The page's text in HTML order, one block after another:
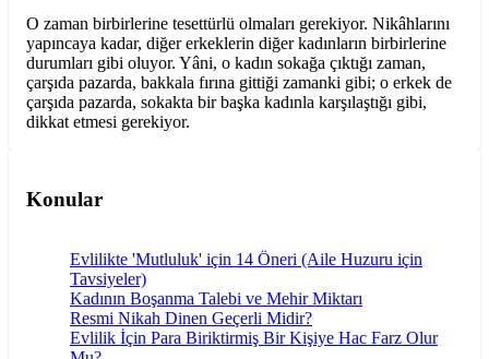
O zaman birbirlerine tesettürlü olmaları gerekiyor. Nikâhlarını
yapıncaya kadar, diğer erkeklerin diğer kadınların birbirlerine
durumları gibi oluyor. Yâni, o kadın sokağa çıktığı zaman,
çarşıda pazarda, bakkala fırına gittiği zamanki gibi; o erkek de
çarşıda pazarda, sokakta bir başka kadınla karşılaştığı gibi,
dikkat etmesi gerekiyor.
Konular
Evlilikte 'Mutluluk' için 14 Öneri (Aile Huzuru için
Tavsiyeler)
Kadının Boşanma Talebi ve Mehir Miktarı
Resmi Nikah Dinen Geçerli Midir?
Evlilik İçin Para Biriktirmiş Bir Kişiye Hac Farz Olur